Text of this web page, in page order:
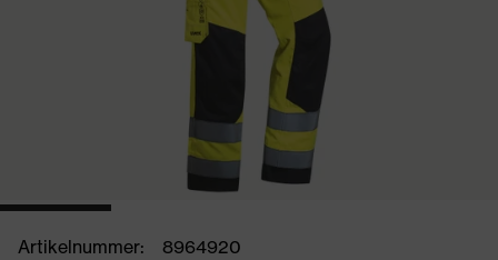
Artikelnummer:
8964920